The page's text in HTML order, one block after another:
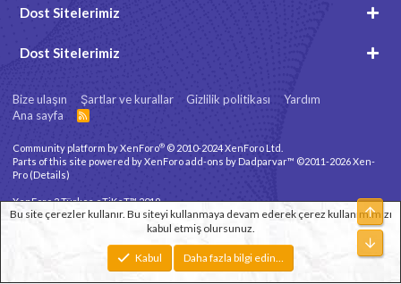
Dost Sitelerimiz
Dost Sitelerimiz
Bize ulaşın Şartlar ve kurallar Gizlilik politikası
Yardım
Ana sayfa
R
Community platform by XenForo® © 2010-2024 XenForo Ltd.
Parts of this site powered byXenForo add-ons by Dadparvar™ ©2011-2026Xen-
Pro (Details)
XenForo 2 Türkçe eTiKeT™ 2019
© by ©XenTR
Toplam sorgu Toplam zaman
En fazla bellek
Bu site çerezler kullanır. Bu siteyi kullanmaya devam ederek çerez kullanımımızı
kabul etmiş olursunuz.
Kabul Daha fazla bilgi edin…
Üst
Alt